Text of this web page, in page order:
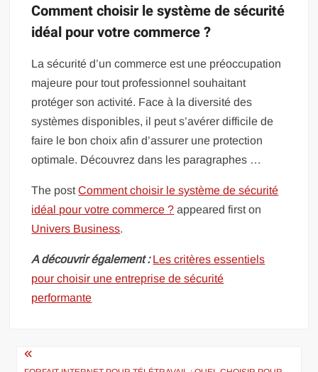
Comment choisir le système de sécurité
idéal pour votre commerce ?
La sécurité d’un commerce est une préoccupation
majeure pour tout professionnel souhaitant
protéger son activité. Face à la diversité des
systèmes disponibles, il peut s’avérer difficile de
faire le bon choix afin d’assurer une protection
optimale. Découvrez dans les paragraphes …
The postComment choisir le système de sécurité
idéal pour votre commerce ? appeared first on
Univers Business.
A découvrir également : Les critères essentiels
pour choisir une entreprise de sécurité
performante
Navigation